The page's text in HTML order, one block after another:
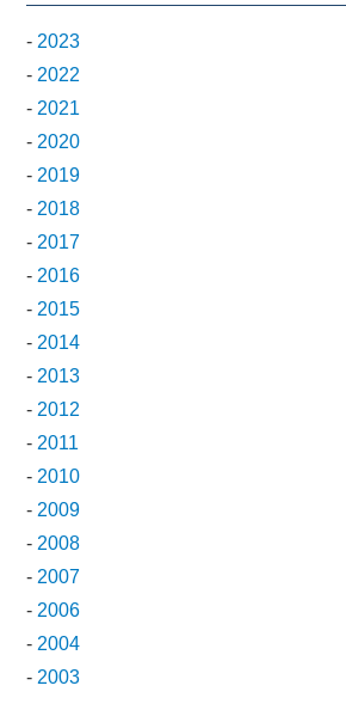
- 2023
- 2022
- 2021
- 2020
- 2019
- 2018
- 2017
- 2016
- 2015
- 2014
- 2013
- 2012
- 2011
- 2010
- 2009
- 2008
- 2007
- 2006
- 2004
- 2003